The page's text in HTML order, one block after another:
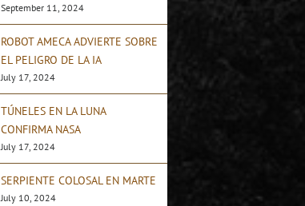
September 11, 2024
ROBOT AMECA ADVIERTE SOBRE
EL PELIGRO DE LA IA
July 17, 2024
TÚNELES EN LA LUNA
CONFIRMA NASA
July 17, 2024
SERPIENTE COLOSAL EN MARTE
July 10, 2024